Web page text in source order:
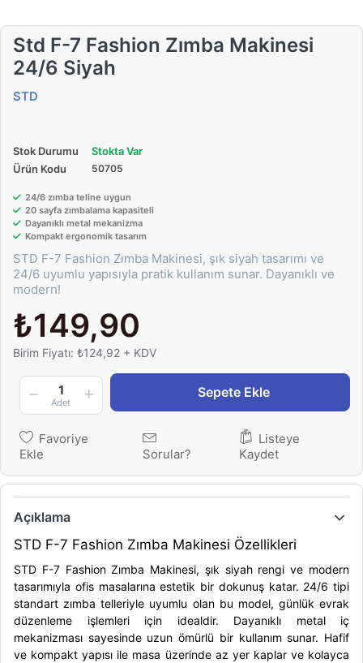
Std F-7 Fashion Zımba Makinesi
24/6 Siyah
STD
Stok Durumu
Stokta Var
Ürün Kodu
50705
24/6 zımba teline uygun
20 sayfa zımbalama kapasiteli
Dayanıklı metal mekanizma
Kompakt ergonomik tasarım
STD F-7 Fashion Zımba Makinesi, şık siyah tasarımı ve
24/6 uyumlu yapısıyla pratik kullanım sunar. Dayanıklı ve
modern!
₺149,90
Birim Fiyatı: ₺124,92 + KDV
1
Adet
Sepete Ekle
Favoriye
Ekle
Sorular?
Listeye
Kaydet
Açıklama
STD F-7 Fashion Zımba Makinesi Özellikleri
STD F-7 Fashion Zımba Makinesi, şık siyah rengi ve modern
tasarımıyla ofis masalarına estetik bir dokunuş katar. 24/6 tipi
standart zımba telleriyle uyumlu olan bu model, günlük evrak
düzenleme işlemleri için idealdir. Dayanıklı metal iç
mekanizması sayesinde uzun ömürlü bir kullanım sunar. Hafif
ve kompakt yapısı ile masa üzerinde az yer kaplar ve kolayca